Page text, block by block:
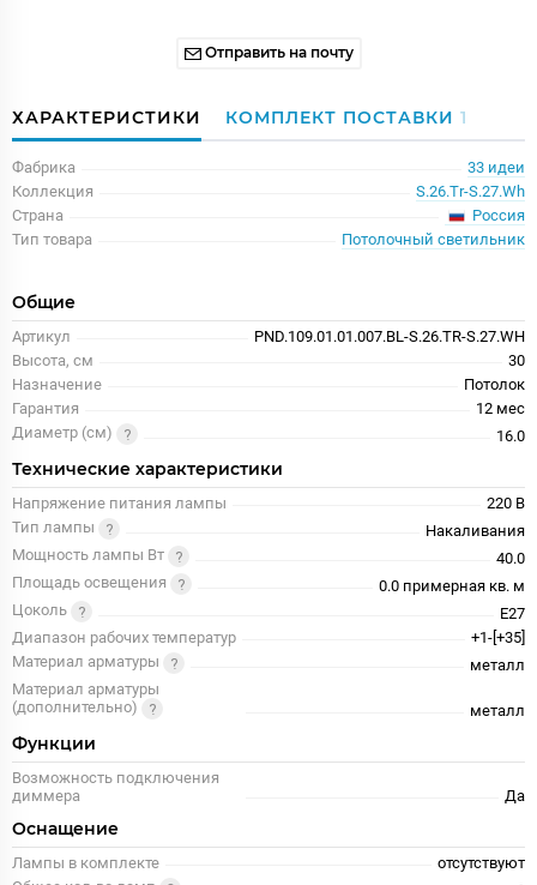
Отправить на почту
ХАРАКТЕРИСТИКИ КОМПЛЕКТ ПОСТАВКИ 1
Фабрика
33 идеи
Коллекция
S.26.Tr-S.27.Wh
Страна
Россия
Тип товара
Потолочный светильник
Общие
Артикул
PND.109.01.01.007.BL-S.26.TR-S.27.WH
Высота, см
30
Назначение
Потолок
Гарантия
12 меc
Диаметр (см)
16.0
Технические характеристики
Напряжение питания лампы
220 В
Тип лампы
Накаливания
Мощность лампы Вт
40.0
Площадь освещения
0.0 примерная кв. м
Цоколь
E27
Диапазон рабочих температур
+1-[+35]
Материал арматуры
металл
Материал арматуры
(дополнительно)
металл
Функции
Возможность подключения
диммера
Да
Оснащение
Лампы в комплекте
отсутствуют